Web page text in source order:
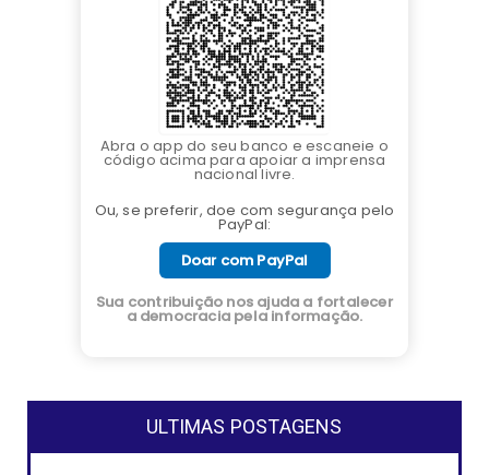
Abra o app do seu banco e escaneie o
código acima para apoiar a imprensa
nacional livre.
Ou, se preferir, doe com segurança pelo
PayPal:
Doar com PayPal
Sua contribuição nos ajuda a fortalecer
a democracia pela informação.
ULTIMAS POSTAGENS